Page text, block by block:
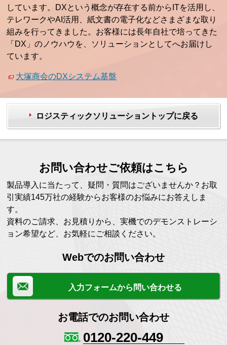
しています。DXという概念が存在する前からITを活用し、
テレワークやAI活用、紙文書の電子化などさまざまな取り
組みを行ってきました。お客様には長年自社で培ってきた
「DX」のノウハウを、ソリューションとしてへお届けし
ています。
大塚商会のDXシステム基盤
ロジスティックソリューショントップに戻る
お問い合わせご依頼はこちら
製品導入に当たって、疑問・質問はございませんか？お取
引実績145万社の経験からお客様のお悩みにお答えしま
す。
資料のご請求、お見積りから、実機でのデモンストレーシ
ョン希望など、お気軽にご相談ください。
Webでのお問い合わせ
入力フォームから問い合わせる
お電話でのお問い合わせ
0120-220-449